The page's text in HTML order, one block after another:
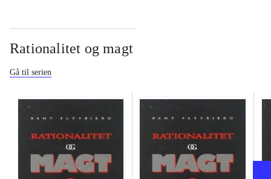
Rationalitet og magt
Gå til serien